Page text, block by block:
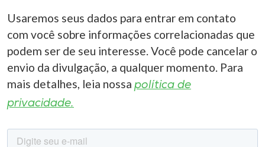
Usaremos seus dados para entrar em contato
com você sobre informações correlacionadas que
podem ser de seu interesse. Você pode cancelar o
envio da divulgação, a qualquer momento. Para
mais detalhes, leia nossa política de
privacidade.